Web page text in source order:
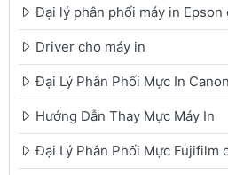
Đại lý phân phối máy in Epson
Driver cho máy in
Đại Lý Phân Phối Mực In Canon
Hướng Dẫn Thay Mực Máy In
Đại Lý Phân Phối Mực Fujifilm